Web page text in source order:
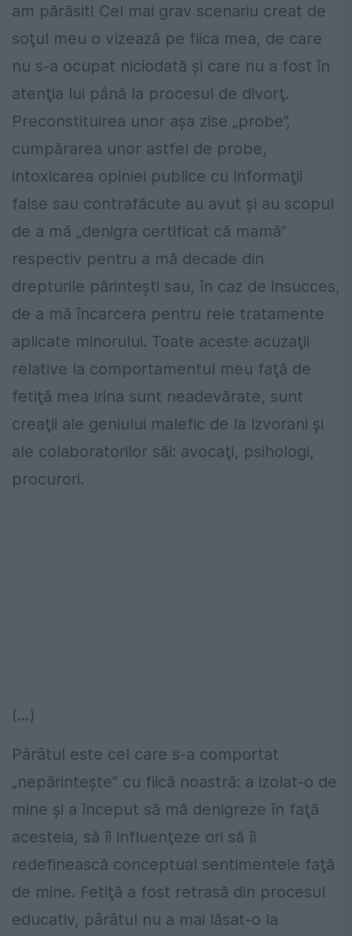
am părăsit! Cel mai grav scenariu creat de
soţul meu o vizează pe fiica mea, de care
nu s-a ocupat niciodată şi care nu a fost în
atenţia lui până la procesul de divorţ.
Preconstituirea unor aşa zise „probe”,
cumpărarea unor astfel de probe,
intoxicarea opiniei publice cu informaţii
false sau contrafăcute au avut şi au scopul
de a mă „denigra certificat că mamă”
respectiv pentru a mă decade din
drepturile părinteşti sau, în caz de insucces,
de a mă încarcera pentru rele tratamente
aplicate minorului. Toate aceste acuzaţii
relative la comportamentul meu faţă de
fetiţă mea Irina sunt neadevărate, sunt
creaţii ale geniului malefic de la Izvorani şi
ale colaboratorilor săi: avocaţi, psihologi,
procurori.
(…)
Pârâtul este cel care s-a comportat
„nepărinteşte” cu fiică noastră: a izolat-o de
mine şi a început să mă denigreze în faţă
acesteia, să îi influenţeze ori să îi
redefinească conceptual sentimentele faţă
de mine. Fetiţă a fost retrasă din procesul
educativ, pârâtul nu a mai lăsat-o la